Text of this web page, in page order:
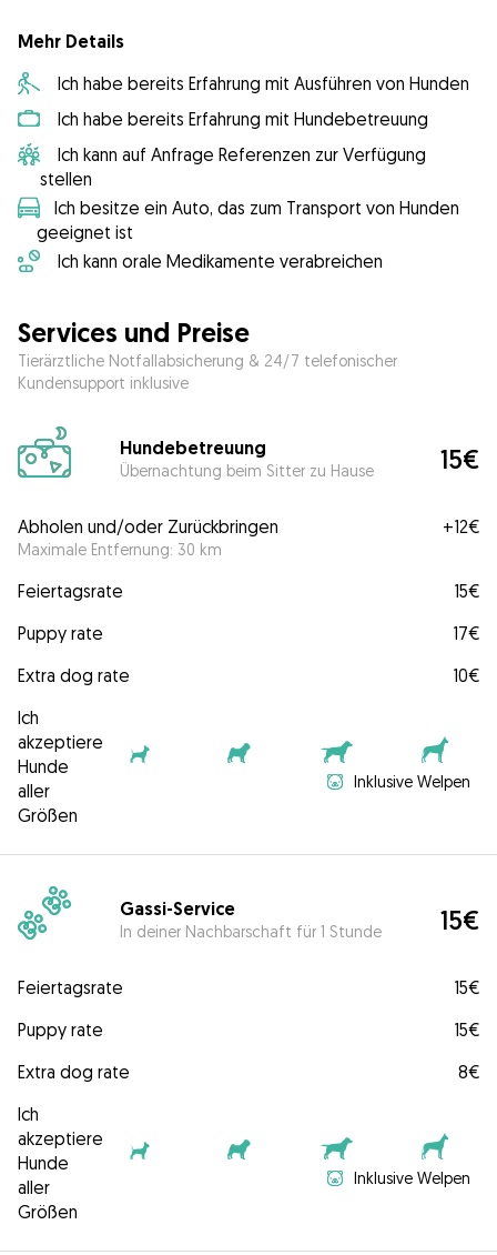
Mehr Details
Ich habe bereits Erfahrung mit Ausführen von Hunden
Ich habe bereits Erfahrung mit Hundebetreuung
Ich kann auf Anfrage Referenzen zur Verfügung
stellen
Ich besitze ein Auto, das zum Transport von Hunden
geeignet ist
Ich kann orale Medikamente verabreichen
Services und Preise
Tierärztliche Notfallabsicherung & 24/7 telefonischer
Kundensupport inklusive
Hundebetreuung
Übernachtung beim Sitter zu Hause 15€
Abholen und/oder Zurückbringen
Maximale Entfernung: 30 km
+12€
Feiertagsrate
15€
Puppy rate
17€
Extra dog rate
10€
Ich
akzeptiere
Hunde
aller
Größen
Inklusive Welpen
Gassi-Service
In deiner Nachbarschaft für 1 Stunde 15€
Feiertagsrate
15€
Puppy rate
15€
Extra dog rate
8€
Ich
akzeptiere
Hunde
aller
Größen
Inklusive Welpen